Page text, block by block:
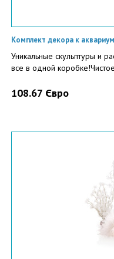
Комплект декора к
Уникальные скульптуры и
все в одной
108.67 Євро